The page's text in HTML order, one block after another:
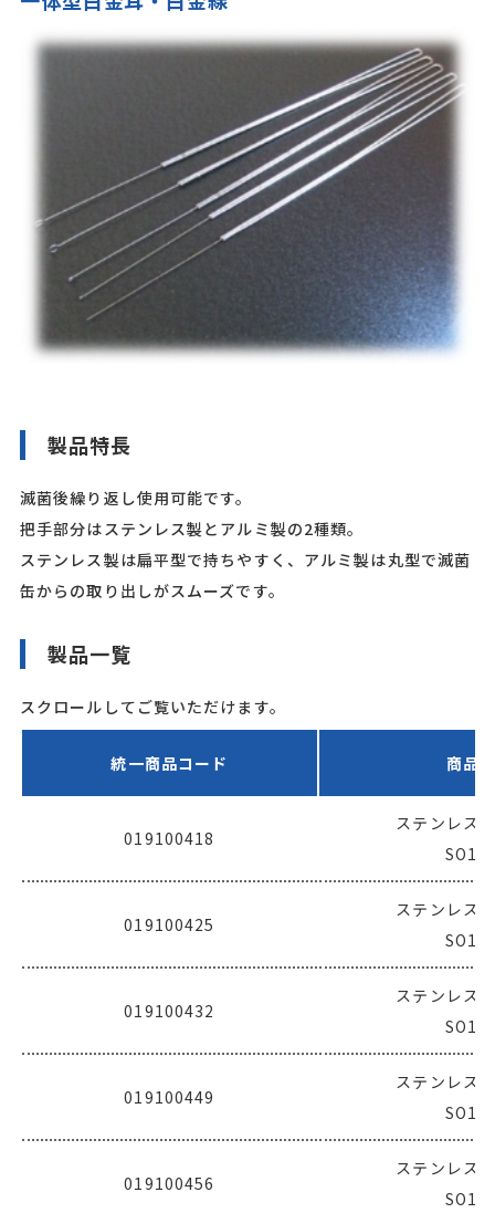
製品特長
滅菌後繰り返し使用可能です。
把手部分はステンレス製とアルミ製の2種類。
ステンレス製は扁平型で持ちやすく、アルミ製は丸型で滅菌
缶からの取り出しがスムーズです。
製品一覧
スクロールしてご覧いただけます。
統一商品コード 商品
019100418
ステンレス
019100425
ステンレス
019100432
ステンレス
019100449
ステンレス
019100456
ステンレス